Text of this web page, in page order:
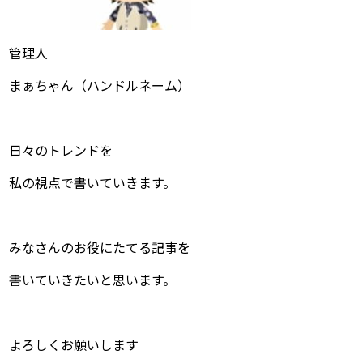
管理人
まぁちゃん（ハンドルネーム）
日々のトレンドを
私の視点で書いていきます。
みなさんのお役にたてる記事を
書いていきたいと思います。
よろしくお願いします